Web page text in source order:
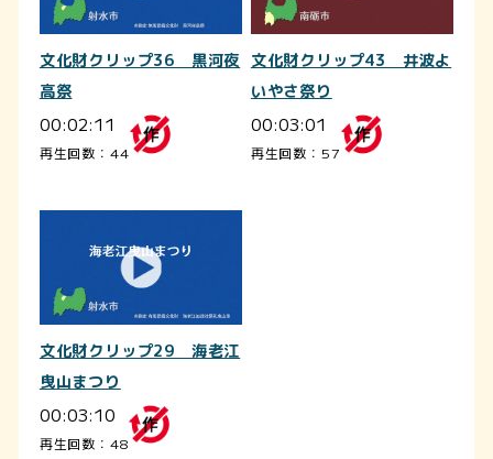
文化財クリップ36 黒河夜
高祭
00:02:11
再生回数：44
文化財クリップ43 井波よ
いやさ祭り
00:03:01
再生回数：57
文化財クリップ29 海老江
曳山まつり
00:03:10
再生回数：48